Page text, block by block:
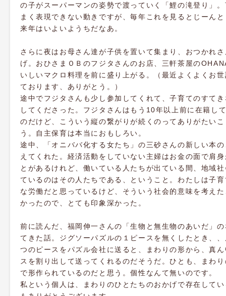
の子がスーパーマンの姿勢で渡っていく「鯉の滝登り」
まく表現できない動きですが、毎年これを見るとじーん
来年はいよいようちだなあ。
さらに夜はお母さん達が子供を置いて集まり、おつかれ
げ。おひさまＯＢのフジタさんのお店、三軒茶屋の
いしいマクロ料理を前に盛り上がる。（最近よくよくお
ております、ありがとう。）
途中でフジタさんも少し参加してくれて、子育てのすて
してくださった。フジタさんはもう10年以上前に在籍し
のだけど、こういう縦の繋がりが続くのってありがたい
う。自主保育は本当におもしろい。
途中、「オニババ化する女たち」の三砂さんの新しい本
えてくれた。経済活動をしていない主婦はお金の面で肩
とがあるけれど、働いている人たちが出ている間、地域
ているのはその人たちである、ということ。わたしは子
な労働だと思っているけど、そういう社会的意味を考え
かったので、とても印象深かった。
前に読んだ、福岡伸一さんの「生物と無生物のあいだ」
てきた話。ジグソーパズルの１ピースを無くしたとき、
つのピースをパズル会社に送ると、まわりの形から、真
スを割り出して送ってくれるのだそうだ。ひとも、まわ
で形作られているのだと思う。個性なんて無いのです。
私という個人は、まわりのひとたちのおかげで存在して